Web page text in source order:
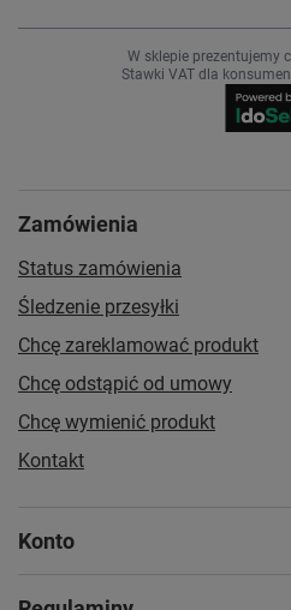
W sklepie prezentujemy
Stawki VAT dla
Zamówienia
Status zamówienia
Śledzenie przesyłki
Chcę zareklamować produkt
Chcę odstąpić od umowy
Chcę wymienić produkt
Kontakt
Konto